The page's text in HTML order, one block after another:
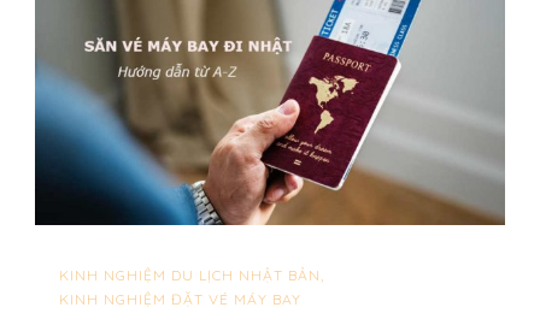
KINH NGHIỆM DU LỊCH NHẬT BẢN
KINH NGHIỆM ĐẶT VÉ MÁY BAY